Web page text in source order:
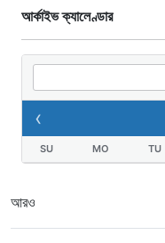
আর্কাইভ ক্যালেণ্ডার
‹
SU MO TU
আরও